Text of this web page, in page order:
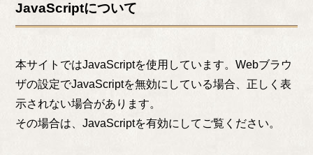
JavaScriptについて
本サイトではJavaScriptを使用しています。Webブラウ
ザの設定でJavaScriptを無効にしている場合、正しく表
示されない場合があります。
その場合は、JavaScriptを有効にしてご覧ください。